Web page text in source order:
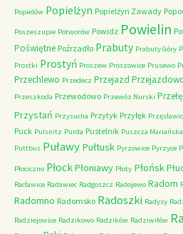
Popielów Popielżyn Popielżyn Zawady
Poszeszupie Potworów Powidz Powielin
Poświętne Poźrzadło Prabuty Prabuty Góry
Prostki Prostyń Proszew Proszowice Prusewo
Przechlewo Przedecz Przejazd
Przeszkoda Przewodowo Przewóz Nurski
Przystań Przysucha Przytyk Przyłęk
Puck Pulsnitz Purda Pustelnik Puszcza Mariańska
Puttbus Puławy Pułtusk Pyrzowice Pyrzyce
Płociczno PłockPłoniawy Płoty Płońsk
Racławice Radawiec Radgoszcz Radojewo Radom
Radomno Radomsko Radoszki Radysy
Radziejowice Radzikowo Radzików Radziwiłów